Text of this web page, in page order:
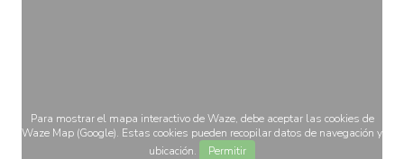
Para mostrar el mapa interactivo de Waze, debe aceptar las cookies de
Waze Map (Google). Estas cookies pueden recopilar datos de navegación y
ubicación.
Permitir